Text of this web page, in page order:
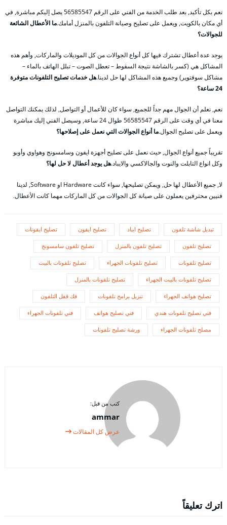
نعم بكل تأكيد, بعد طلب الخدمة من الفني على الرقم 56585547 يصل إليكم مباشرة, في
أي مكان بالكويت, ويعمل على تصليح وصيانة التلفون بالمنزل أمامك.ما الأعطال الشائعة
للجوالات؟
يوجد عدة أعطال تشترك فيها كل أنواع الجوالات من كل الموديلات والماركات, وأهم هذه
المشاكل هي (كسر بالشاشة نتيجة السقوط – تعطل الصوت – تبلل الهاتف بالماء –
مشاكل سوفتوير) وجميع هذه المشاكل لها حل لدينا.هل خدمات تصليح التلفونات متوفرة
24 ساعة؟
نعم, نعلم أن الجوال مهم جداً للجميع, سواء كان للأعمال أو التواصل, لذلك يمكنك التواصل
معنا في أي وقت على الرقم 56585547 طوال 24 ساعة, وسيصل الفني إليك مباشرة
ويعمل على تصليح الجوال.ما أنواع الجوالات التي نعمل على إصلاحها؟
تقريباً جميع أنواع الجوال, حيث نعمل على تصليح أجهزة ايفون وسامسونج وهواوي وأوبو
وكل انواع التابلت والنوت والجالاكسي والايباد.هل يوجد أعطال لا حل لها؟
لا, جميع الأعطال لها حل, ويمكن تصليحها, سواء كانت Hardware او Software, لدينا
فنيين محترفين يعملون على صيانة كل الجوالات من كل الماركات مهما كانت الأعطال.
تبديل شاشة تلفون تصليح ايباد تصليح ايفون تصليح ايفونات
تصليح تلفون تصليح تلفون بالمنزل تصليح تلفون سامسونج
تصليح تلفونات تصليح تلفونات الجهراء تصليح تلفونات بالبيت
تصليح تلفونات بالبيت الجهراء تصليح تلفونات بالمنزل
تصليح هواتف الجهراء تنزيل برامج تلفونات فك قفل التلفون
فني تصليح تلفونات هندي فني تصليح هواتف فني تلفونات الجهراء
مصلح تلفونات الجهراء ورشة تصليح تلفونات
كتب من قبل:
ammar
عرض كل المقالات
اترك تعليقاً